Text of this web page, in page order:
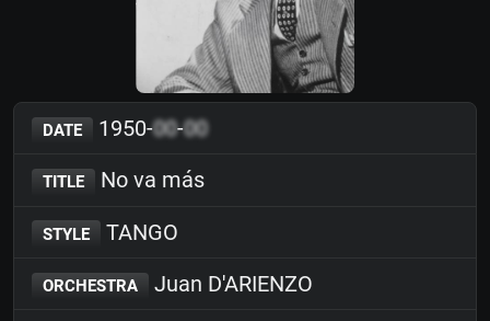
DATE 1950-00-00
TITLE No va más
STYLE TANGO
ORCHESTRA Juan D'ARIENZO